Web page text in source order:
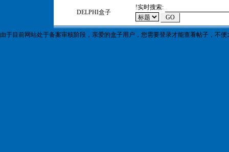
DELPHI盒子
!实时搜索:
由于目前网站处于备案审核阶段，亲爱的盒子用户，您需要登录才能查看帖子，不